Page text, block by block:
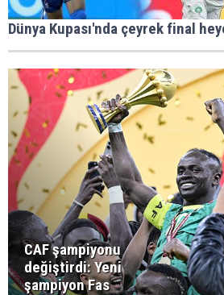
Dünya Kupası'nda çeyrek final
CAF şampiyonu
değiştirdi: Yeni
şampiyon Fas